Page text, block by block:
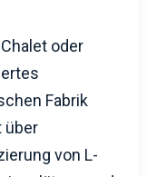
oder
Fabrik